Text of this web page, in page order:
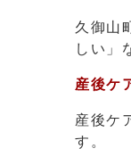
久御山
しい」
産後ケ
産後ケ
す。